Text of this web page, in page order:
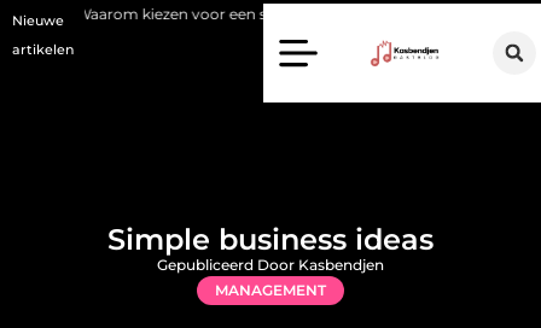
Nieuwe
artikelen
voor een stukadoor in Amersfoort?
Simple business ideas
MANAGEMENT
Gepubliceerd Door Kasbendjen